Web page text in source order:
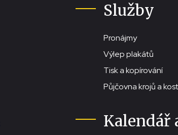
Služby
Pronájmy
Výlep plakátů
Tisk a kopírování
Půjčovna krojů a
Kalendář